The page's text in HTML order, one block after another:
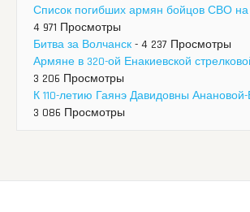
Список погибших армян бойцов СВО на
4 971 Просмотры
Битва за Волчанск - 4 237 Просмотры
Армяне в 320-ой Енакиевской
3 206 Просмотры
К 110-летию Гаянэ Давидовны
3 086 Просмотры